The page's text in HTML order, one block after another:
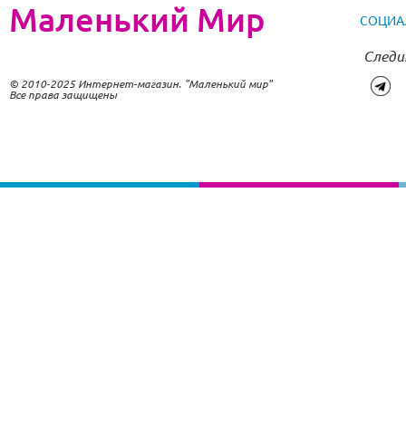
Маленький Мир
© 2010-2025 Интернет-магазин. "Маленький мир"
Все права защищены